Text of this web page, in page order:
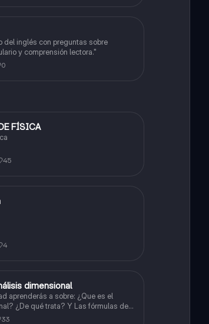
del inglés con preguntas sobre
y comprensión lectora."
0
FÍSICA
45
4
dimensional
aprenderás a sobre: ¿Que es el
¿De qué trata? Y Las fórmulas de
y derivadas.
33